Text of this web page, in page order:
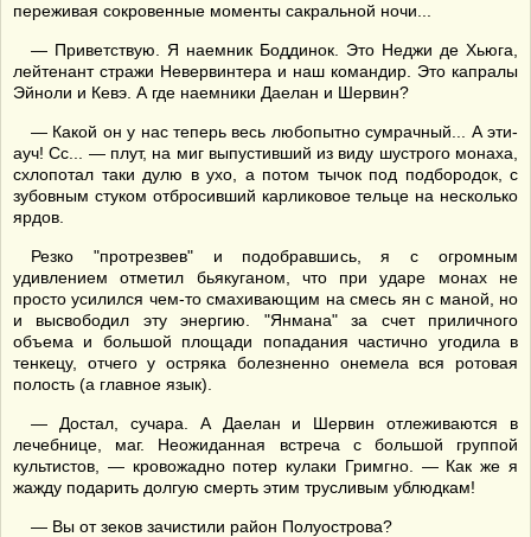
переживая сокровенные моменты сакральной ночи...
— Приветствую. Я наемник Боддинок. Это Неджи де Хьюга,
лейтенант стражи Невервинтера и наш командир. Это капралы
Эйноли и Кевэ. А где наемники Даелан и Шервин?
— Какой он у нас теперь весь любопытно сумрачный... А эти-
ауч! Сс... — плут, на миг выпустивший из виду шустрого монаха,
схлопотал таки дулю в ухо, а потом тычок под подбородок, с
зубовным стуком отбросивший карликовое тельце на несколько
ярдов.
Резко "протрезвев" и подобравшись, я с огромным
удивлением отметил бьякуганом, что при ударе монах не
просто усилился чем-то смахивающим на смесь ян с маной, но
и высвободил эту энергию. "Янмана" за счет приличного
объема и большой площади попадания частично угодила в
тенкецу, отчего у остряка болезненно онемела вся ротовая
полость (а главное язык).
— Достал, сучара. А Даелан и Шервин отлеживаются в
лечебнице, маг. Неожиданная встреча с большой группой
культистов, — кровожадно потер кулаки Гримгно. — Как же я
жажду подарить долгую смерть этим трусливым ублюдкам!
— Вы от зеков зачистили район Полуострова?